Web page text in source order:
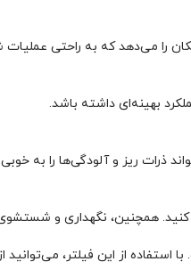
همچنین، نگهداری و